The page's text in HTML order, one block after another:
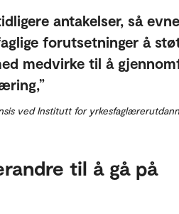
antakelser, så
forutsetninger å
medvirke til å
ved Institutt for
til å gå på